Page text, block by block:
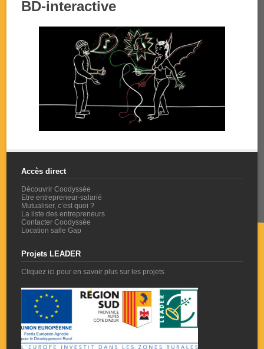
BD-interactive
Accès direct
Découvrir Coodyssée
Etre entrepreneur-salarié
Mutualiser, c’est quoi ?
La liste des entrepreneurs
Contacter Coodyssée
Location salle Gap
Projets LEADER
Cliquez ici pour en savoir plus sur les projets